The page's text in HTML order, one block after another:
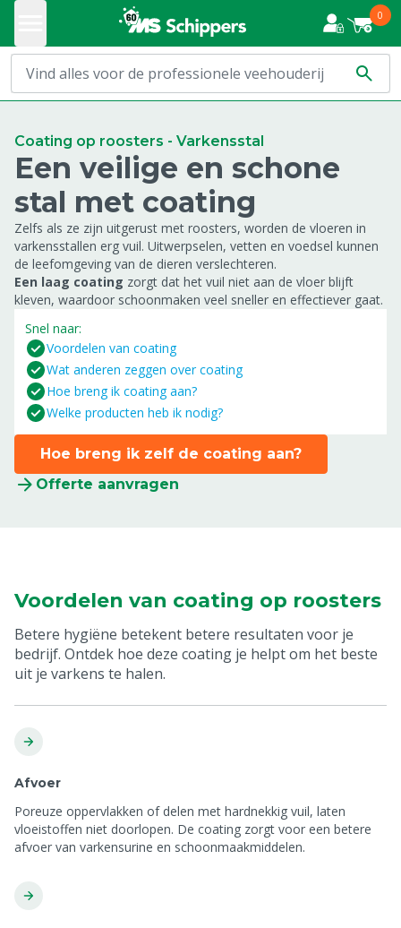
0
Coating op roosters - Varkensstal
Een veilige en schone
stal met coating
Zelfs als ze zijn uitgerust met roosters, worden de vloeren in
varkensstallen erg vuil. Uitwerpselen, vetten en voedsel kunnen
de leefomgeving van de dieren verslechteren.
Een laag coating zorgt dat het vuil niet aan de vloer blijft
kleven, waardoor schoonmaken veel sneller en effectiever gaat.
Snel naar:
Voordelen van coating
Wat anderen zeggen over coating
Hoe breng ik coating aan?
Welke producten heb ik nodig?
Hoe breng ik zelf de coating aan?
Offerte aanvragen
Voordelen van coating op roosters
Betere hygiëne betekent betere resultaten voor je
bedrijf. Ontdek hoe deze coating je helpt om het beste
uit je varkens te halen.
Afvoer
Poreuze oppervlakken of delen met hardnekkig vuil, laten
vloeistoffen niet doorlopen. De coating zorgt voor een betere
afvoer van varkensurine en schoonmaakmiddelen.